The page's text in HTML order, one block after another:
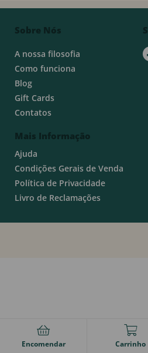
Sobre Nós
A nossa filosofia
Como funciona
Blog
Gift Cards
Contatos
Mais Informação
Ajuda
Condições Gerais de Venda
Política de Privacidade
Livro de Reclamações
Encomendar Carrinho